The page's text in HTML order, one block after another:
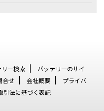
ー検索
バッテリーのサイ
合せ 会社概要
プライバ
引法に基づく表記